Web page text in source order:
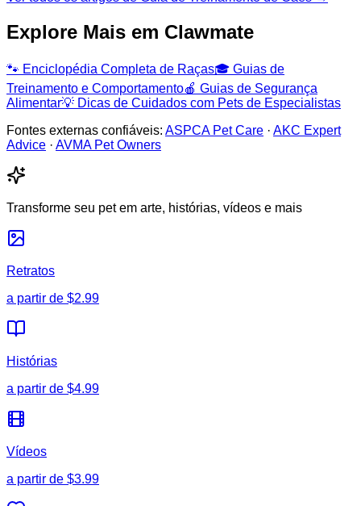
Explore Mais em Clawmate
🐾 Enciclopédia Completa de Raças🎓 Guias de
Treinamento e Comportamento🍎 Guias de Segurança
Alimentar💡 Dicas de Cuidados com Pets de Especialistas
Fontes externas confiáveis: ASPCA Pet Care · AKC Expert
Advice · AVMA Pet Owners
Transforme seu pet em arte, histórias, vídeos e mais
Retratos
a partir de $2.99
Histórias
a partir de $4.99
Vídeos
a partir de $3.99